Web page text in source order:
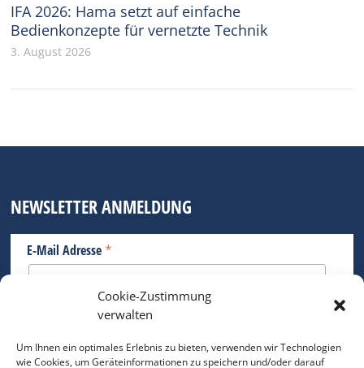
Cookie-Zustimmung
verwalten
Um Ihnen ein optimales Erlebnis zu bieten, verwenden wir Technologien
wie Cookies, um Geräteinformationen zu speichern und/oder darauf
IFA 2026: Hama setzt auf einfache
Bedienkonzepte für vernetzte Technik
3. August 2026
NEWSLETTER ANMELDUNG
E-Mail Adresse *
Bitte geben Sie Ihre E-Mail Adresse ein.
*